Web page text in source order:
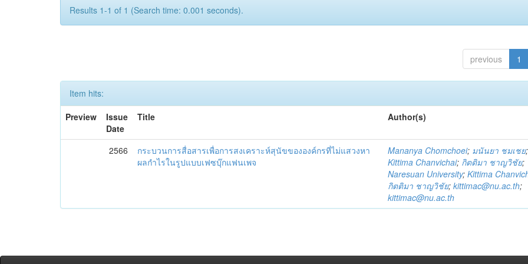
Results 1-1 of 1 (Search time: 0.001 seconds).
previous 1
Item hits:
Preview
Issue
Date
Title Author(s)
2566
กระบวนการสื่อสารเพื่อการสงเคราะห์สุนัขขององค์กรที่ไม่แสวงหา
ผลกำไรในรูปแบบเฟซบุ๊กแฟนเพจ
Mananya Chomchoei; มนันยา ชมเชย;
Kittima Chanvichai; กิตติมา ชาญวิชัย;
Naresuan University;Kittima
กิตติมา ชาญวิชัย;kittimac@nu.ac.th;
kittimac@nu.ac.th